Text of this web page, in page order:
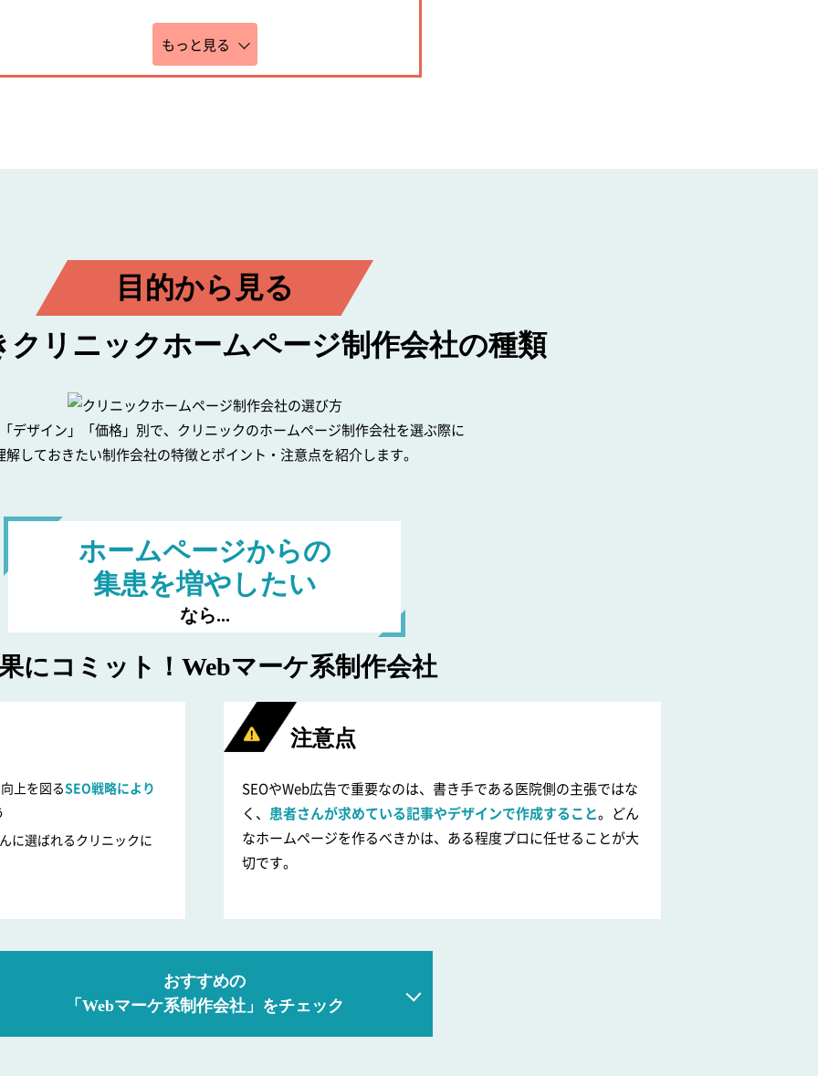
もっと見る
目的から見る
クリニックホームページ制作会社の種類
デザイン」「価格」別で、クリニックのホームページ制作会社を選ぶ際に
解しておきたい制作会社の特徴とポイント・注意点を紹介します。
ホームページからの
集患を増やしたい
にコミット！ Webマーケ系制作会社
上を図るSEO戦略により
に選ばれるクリニックに
注意点
SEOやWeb広告で重要なのは、書き手である医院側の主張ではな
く、 患者さんが求めている記事やデザインで作成すること。どん
なホームページを作るべきかは、ある程度プロに任せることが大
切です。
おすすめの
「Webマーケ系制作会社」をチェック